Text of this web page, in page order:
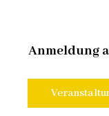
Anmeldung